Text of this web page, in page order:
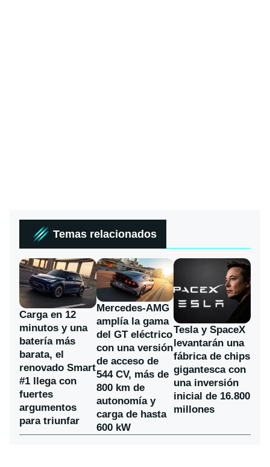
Temas relacionados
Carga en 12
minutos y una
batería más
barata, el
renovado Smart
#1 llega con
fuertes
argumentos
para triunfar
Mercedes-AMG
amplía la gama
del GT eléctrico
con una versión
de acceso de
544 CV, más de
800 km de
autonomía y
carga de hasta
600 kW
Tesla y SpaceX
levantarán una
fábrica de chips
gigantesca con
una inversión
inicial de 16.800
millones